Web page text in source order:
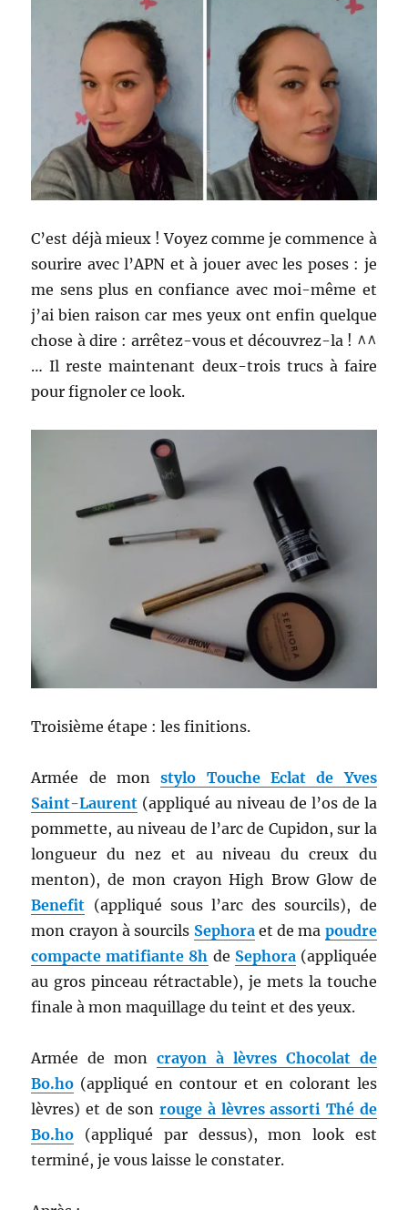
C’est déjà mieux ! Voyez comme je commence à
sourire avec l’APN et à jouer avec les poses : je
me sens plus en confiance avec moi-même et
j’ai bien raison car mes yeux ont enfin quelque
chose à dire : arrêtez-vous et découvrez-la ! ^^
… Il reste maintenant deux-trois trucs à faire
pour fignoler ce look.
Troisième étape : les finitions.
Armée de monstylo Touche Eclat de Yves
Saint-Laurent (appliqué au niveau de l’os de la
pommette, au niveau de l’arc de Cupidon, sur la
longueur du nez et au niveau du creux du
menton), de mon crayon High Brow Glow de
Benefit (appliqué sous l’arc des sourcils), de
mon crayon à sourcils Sephoraet de ma poudre
compacte matifiante 8h de Sephora(appliquée
au gros pinceau rétractable), je mets la touche
finale à mon maquillage du teint et des yeux.
Armée de moncrayon à lèvres Chocolat de
Bo.ho (appliqué en contour et en colorant les
lèvres) et de sonrouge à lèvres assorti Thé de
Bo.ho (appliqué par dessus), mon look est
terminé, je vous laisse le constater.